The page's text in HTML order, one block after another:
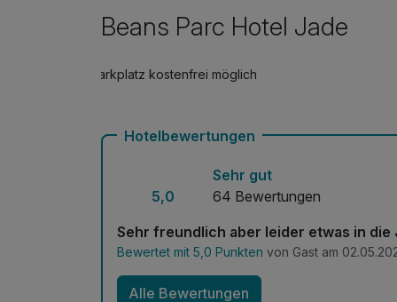
Beans Parc Hotel Jade
Parkplatz kostenfrei möglich
Hotelbewertungen
5,0
Sehr gut
64 Bewertungen
Sehr freundlich aber leider etwas in die
Bewertet mit 5,0 Punkten von Gast am
Alle Bewertungen